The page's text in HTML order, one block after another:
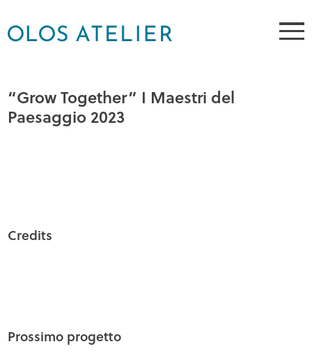
“Grow Together” I Maestri del
Paesaggio 2023
Credits
Prossimo progetto